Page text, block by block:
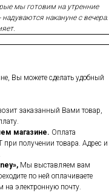
мы готовим на утренние
накануне с вечера.
Вы можете сделать удобный
заказанный Вами товар,
магазине. Оплата
получении товара. Адрес и
Мы выставляем вам
по ней оплачиваете
на электронную почту.